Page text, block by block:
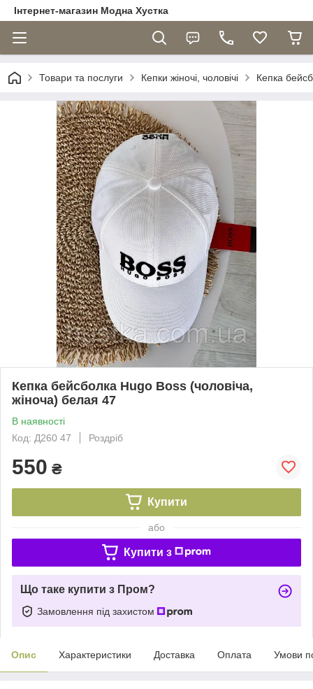
Інтернет-магазин Модна Хустка
Товари та послуги Кепки жіночі, чоловічі Кепка
Кепка бейсболка Hugo Boss (чоловіча,
жіноча) белая 47
В наявності
Код: Д260 47
Роздріб
550 ₴
Купити
або
Купити з
Що таке купити з Пром?
Замовлення під захистом
Опис Характеристики Доставка Оплата Умови